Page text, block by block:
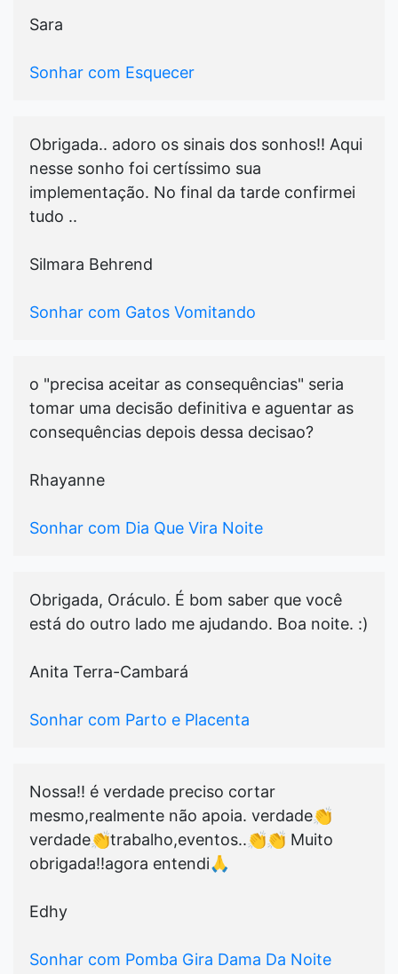
Sara
Sonhar com Esquecer
Obrigada.. adoro os sinais dos sonhos!! Aqui
nesse sonho foi certíssimo sua
implementação. No final da tarde confirmei
tudo ..
Silmara Behrend
Sonhar com Gatos Vomitando
o "precisa aceitar as consequências" seria
tomar uma decisão definitiva e aguentar as
consequências depois dessa decisao?
Rhayanne
Sonhar com Dia Que Vira Noite
Obrigada, Oráculo. É bom saber que você
está do outro lado me ajudando. Boa noite. :)
Anita Terra-Cambará
Sonhar com Parto e Placenta
Nossa!! é verdade preciso cortar
mesmo,realmente não apoia. verdade👏
verdade👏trabalho,eventos..👏👏 Muito
obrigada!!agora entendi🙏
Edhy
Sonhar com Pomba Gira Dama Da Noite